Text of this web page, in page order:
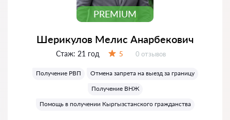
PREMIUM
Шерикулов Мелис Анарбекович
Стаж: 21 год 5 Отзывов:
0 отзывов
Получение РВП
Отмена запрета на выезд за границу
Получение ВНЖ
Помощь в получении Кыргызстанского гражданства